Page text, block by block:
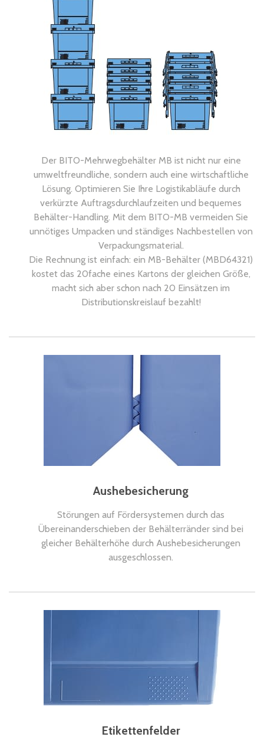
Der BITO-Mehrwegbehälter MB ist nicht nur eine
umweltfreundliche, sondern auch eine wirtschaftliche
Lösung. Optimieren Sie Ihre Logistikabläufe durch
verkürzte Auftragsdurchlaufzeiten und bequemes
Behälter-Handling. Mit dem BITO-MB vermeiden Sie
unnötiges Umpacken und ständiges Nachbestellen von
Verpackungsmaterial.
Die Rechnung ist einfach: ein MB-Behälter (MBD64321)
kostet das 20fache eines Kartons der gleichen Größe,
macht sich aber schon nach 20 Einsätzen im
Distributionskreislauf bezahlt!
Aushebesicherung
Störungen auf Fördersystemen durch das
Übereinanderschieben der Behälterränder sind bei
gleicher Behälterhöhe durch Aushebesicherungen
ausgeschlossen.
Etikettenfelder